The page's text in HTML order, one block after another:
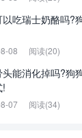
吃瑞士奶酪吗?
08 阅读(20)
能消化掉吗?狗
!
07 阅读(34)